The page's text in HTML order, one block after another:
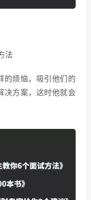
法
的烦恼，吸引他们的
决方案，这时他就会